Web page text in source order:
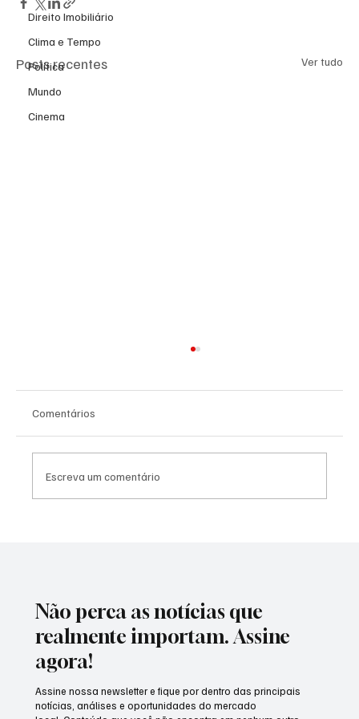
Direito Imobiliário
Clima e Tempo
Política
Mundo
Cinema
Posts recentes Ver tudo
Comentários
Escreva um comentário
Não perca as notícias que
realmente importam. Assine
agora!
Assine nossa newsletter e fique por dentro das principais
notícias, análises e oportunidades do mercado